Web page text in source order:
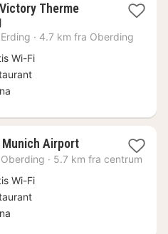
Therme
1
nat
1882
kr.
Erding · 4.7 km fra Oberding
Wi-Fi
Airport1
nat
Oberding · 5.7 km fra centrum
Wi-Fi